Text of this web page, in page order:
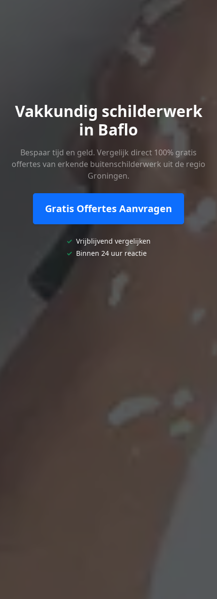
Vakkundig schilderwerk
in Baflo
Bespaar tijd en geld. Vergelijk direct 100% gratis
offertes van erkende buitenschilderwerk uit de regio
Groningen.
Gratis Offertes Aanvragen
✓ Vrijblijvend vergelijken
✓ Binnen 24 uur reactie